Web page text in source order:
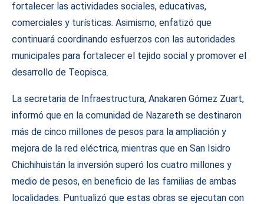
fortalecer las actividades sociales, educativas,
comerciales y turísticas. Asimismo, enfatizó que
continuará coordinando esfuerzos con las autoridades
municipales para fortalecer el tejido social y promover el
desarrollo de Teopisca.
La secretaria de Infraestructura, Anakaren Gómez Zuart,
informó que en la comunidad de Nazareth se destinaron
más de cinco millones de pesos para la ampliación y
mejora de la red eléctrica, mientras que en San Isidro
Chichihuistán la inversión superó los cuatro millones y
medio de pesos, en beneficio de las familias de ambas
localidades. Puntualizó que estas obras se ejecutan con